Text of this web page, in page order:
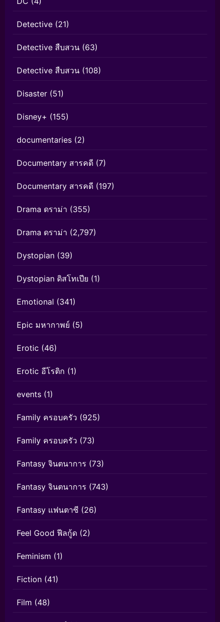
Detective (21)
Detective สืบสวน (63)
Detective สืบสวน (108)
Disaster (51)
Disney+ (155)
documentaries (2)
Documentary สารคดี (7)
Documentary สารคดี (197)
Drama ดราม่า (355)
Drama ดราม่า (2,797)
Dystopian (39)
Dystopian ดิสโทเปีย (1)
Emotional (341)
Epic มหากาพย์ (5)
Erotic (46)
Erotic อีโรติก (1)
events (1)
Family ครอบครัว (925)
Family ครอบครัว (73)
Fantasy จินตนาการ (73)
Fantasy จินตนาการ (743)
Fantasy แฟนตาซี (26)
Feel Good ฟีลกู้ด (2)
Feminism (1)
Fiction (41)
Film (48)